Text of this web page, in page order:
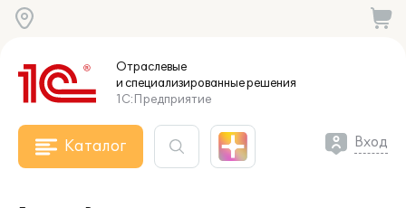
Отраслевые
и специализированныерешения
1С:Предприятие
Каталог Вход